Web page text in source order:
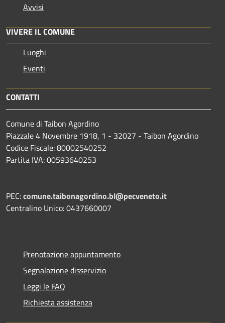
Avvisi
VIVERE IL COMUNE
Luoghi
Eventi
CONTATTI
Comune di Taibon Agordino
Piazzale 4 Novembre 1918, 1 - 32027 - Taibon Agordino
Codice Fiscale: 80002540252
Partita IVA: 00593640253
PEC:comune.taibonagordino.bl@pecveneto.it
Centralino Unico: 0437660007
Prenotazione appuntamento
Segnalazione disservizio
Leggi le FAQ
Richiesta assistenza